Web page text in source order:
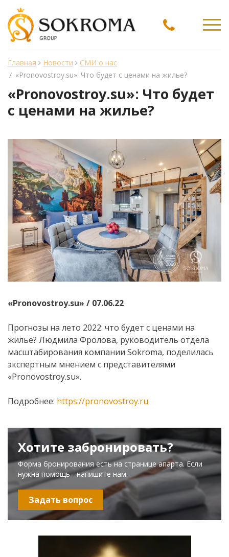
Главная Новости
СМИ о нас
/ «Pronovostroy.su»: Что будет с ценами на жилье?
«Pronovostroy.su»: Что будет
с ценами на жилье?
«Pronovostroy.su» / 07.06.22
Прогнозы на лето 2022: что будет с ценами на
жилье? Людмила Фролова, руководитель отдела
масштабирования компании Sokroma, поделилась
экспертным мнением с представителями
«Pronovostroy.su».
Подробнее: https://pronovostroy.ru
Хотите забронировать?
Форма бронирования есть на странице апарта. Если
нужна помощь - напишите нам.
Задать вопрос